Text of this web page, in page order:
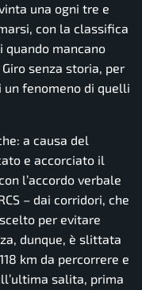
una ogni tre e
con la classifica
quando mancano
senza storia, per
fenomeno di quelli
a causa del
e accorciato il
l’accordo verbale
– dai corridori, che
per evitare
dunque, è slittata
km da percorrere e
salita, prima